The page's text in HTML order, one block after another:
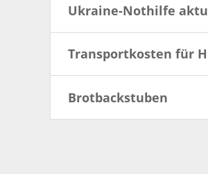
Ukraine-Nothilfe
Transportkosten für
Brotbackstuben